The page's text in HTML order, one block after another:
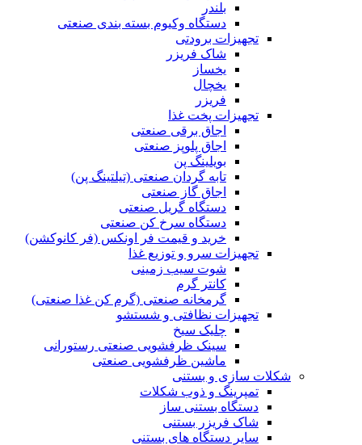
بلندر
دستگاه وکیوم بسته بندی صنعتی
تجهیزات برودتی
شاک فریزر
یخساز
یخچال
فریزر
تجهیزات پخت غذا
اجاق برقی صنعتی
اجاق پلوپز صنعتی
بویلینگ پن
تابه گردان صنعتی (تيلتينگ پن)
اجاق گاز صنعتی
دستگاه گریل صنعتی
دستگاه سرخ کن صنعتی
خرید و قیمت فر اونکس (فر کانوکشن)
تجهیزات سرو و توزیع غذا
شوت سیب زمینی
کانتر گرم
گرمخانه صنعتی (گرم کن غذا صنعتی)
تجهیزات نظافتی و شستشو
چلیک سیخ
سینک ظرفشویی صنعتی رستورانی
ماشین ظرفشویی صنعتی
شکلات سازی و بستنی
تمپرینگ و ذوب شکلات
دستگاه بستنی ساز
شاک فریزر بستنی
سایر دستگاه های بستنی